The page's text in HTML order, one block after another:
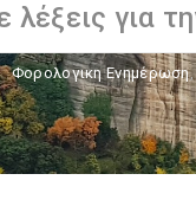
Φορολογικη Ενημέρωση,